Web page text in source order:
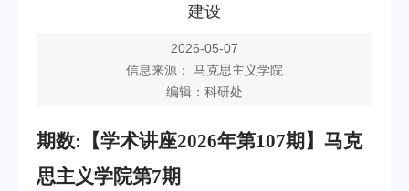
建设
2026-05-07
信息来源： 马克思主义学院
编辑：科研处
期数: 【学术讲座2026年第107期】 马克
思主义学院第7期